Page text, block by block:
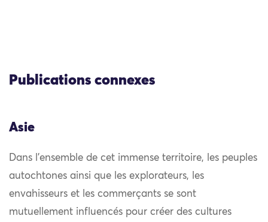
Publications connexes
Asie
Dans l’ensemble de cet immense territoire, les peuples
autochtones ainsi que les explorateurs, les
envahisseurs et les commerçants se sont
mutuellement influencés pour créer des cultures